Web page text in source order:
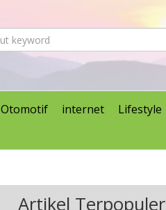
Otomotif internet
Lifestyle
Artikel Terpopuler